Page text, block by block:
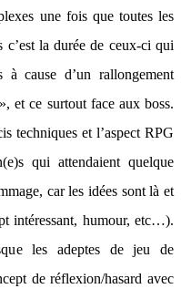
une fois que toutes les
c’est la durée de ceux-ci qui
cause d’un rallongement
et ce surtout face aux boss.
techniques et l’aspect RPG
qui attendaient quelque
car les idées sont là et
intéressant, humour, etc…).
les adeptes de jeu de
de réflexion/hasard avec